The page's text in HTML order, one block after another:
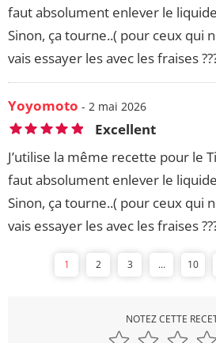
faut absolument enlever le
Sinon, ça tourne..( pour ceux qui
vais essayer les avec les fraises
Yoyomoto - 2 mai 2026
Excellent
J’utilise la même recette pour le
faut absolument enlever le
Sinon, ça tourne..( pour ceux qui
vais essayer les avec les fraises
1 2 3 ... 10
NOTEZ CETTE